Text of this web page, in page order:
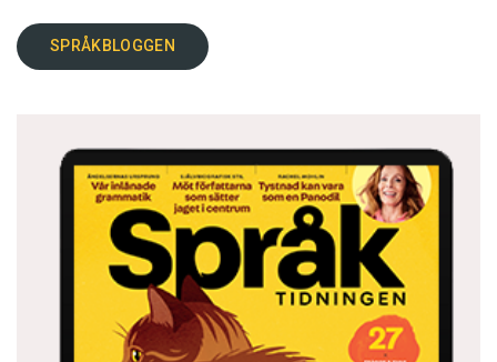
SPRÅKBLOGGEN